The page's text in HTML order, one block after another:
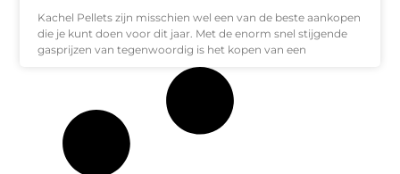
Kachel Pellets zijn misschien wel een van de beste aankopen
die je kunt doen voor dit jaar. Met de enorm snel stijgende
gasprijzen van tegenwoordig is het kopen van een